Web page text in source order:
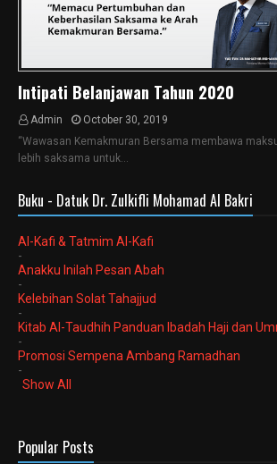
Intipati Belanjawan Tahun 2020
Admin
October 30, 2019
“Wawasan Kemakmuran Bersama membawa
lebih saksama untuk…
Buku - Datuk Dr. Zulkifli Mohamad Al Bakri
Al-Kafi & Tatmim Al-Kafi
-
Anakku Inilah Pesan Abah
-
Kelebihan Solat Tahajjud
-
Kitab Al-Taudhih Panduan Ibadah Haji dan
-
Promosi Sempena Ambang Ramadhan
-
Show All
Popular Posts